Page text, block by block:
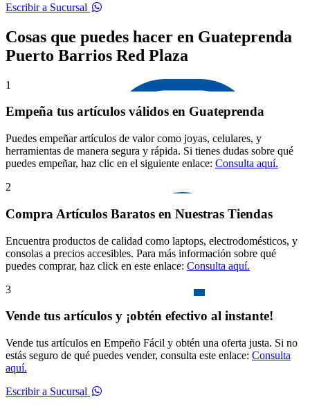
Escribir a Sucursal
Cosas que puedes hacer en Guateprenda
Puerto Barrios Red Plaza
1
Empeña tus artículos válidos en Guateprenda
Puedes empeñar artículos de valor como joyas, celulares, y
herramientas de manera segura y rápida. Si tienes dudas sobre qué
puedes empeñar, haz clic en el siguiente enlace: Consulta aquí.
2
Compra Artículos Baratos en Nuestras Tiendas
Encuentra productos de calidad como laptops, electrodomésticos, y
consolas a precios accesibles. Para más información sobre qué
puedes comprar, haz click en este enlace: Consulta aquí.
3
Vende tus artículos y ¡obtén efectivo al instante!
Vende tus artículos en Empeño Fácil y obtén una oferta justa. Si no
estás seguro de qué puedes vender, consulta este enlace: Consulta
aquí.
Escribir a Sucursal